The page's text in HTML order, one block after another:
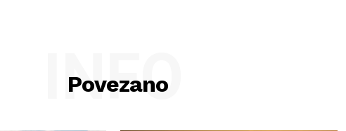
Povezano
INFO